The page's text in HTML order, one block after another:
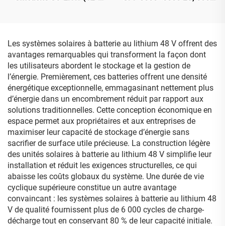
Les systèmes solaires à batterie au lithium 48 V offrent des
avantages remarquables qui transforment la façon dont
les utilisateurs abordent le stockage et la gestion de
l’énergie. Premièrement, ces batteries offrent une densité
énergétique exceptionnelle, emmagasinant nettement plus
d’énergie dans un encombrement réduit par rapport aux
solutions traditionnelles. Cette conception économique en
espace permet aux propriétaires et aux entreprises de
maximiser leur capacité de stockage d’énergie sans
sacrifier de surface utile précieuse. La construction légère
des unités solaires à batterie au lithium 48 V simplifie leur
installation et réduit les exigences structurelles, ce qui
abaisse les coûts globaux du système. Une durée de vie
cyclique supérieure constitue un autre avantage
convaincant : les systèmes solaires à batterie au lithium 48
V de qualité fournissent plus de 6 000 cycles de charge-
décharge tout en conservant 80 % de leur capacité initiale.